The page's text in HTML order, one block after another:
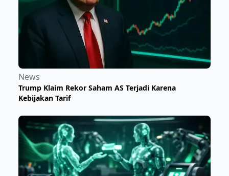
News
Trump Klaim Rekor Saham AS Terjadi Karena
Kebijakan Tarif